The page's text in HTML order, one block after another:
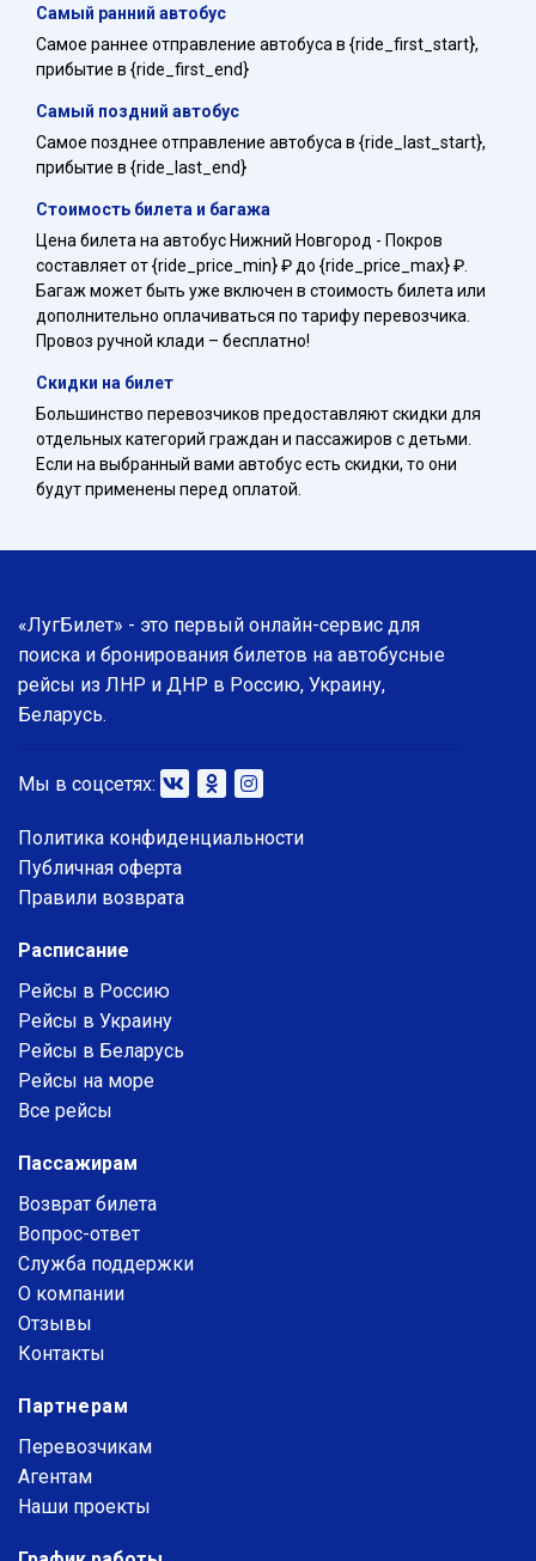
Самый ранний автобус
Самое раннее отправление автобуса в {ride_first_start},
прибытие в {ride_first_end}
Самый поздний автобус
Самое позднее отправление автобуса в {ride_last_start},
прибытие в {ride_last_end}
Стоимость билета и багажа
Цена билета на автобус Нижний Новгород - Покров
составляет от {ride_price_min} ₽ до {ride_price_max} ₽.
Багаж может быть уже включен в стоимость билета или
дополнительно оплачиваться по тарифу перевозчика.
Провоз ручной клади – бесплатно!
Скидки на билет
Большинство перевозчиков предоставляют скидки для
отдельных категорий граждан и пассажиров с детьми.
Если на выбранный вами автобус есть скидки, то они
будут применены перед оплатой.
«ЛугБилет» - это первый онлайн-сервис для
поиска и бронирования билетов на автобусные
рейсы из ЛНР и ДНР в Россию, Украину,
Беларусь.
Мы в соцсетях:
Политика конфиденциальности
Публичная оферта
Правили возврата
Расписание
Рейсы в Россию
Рейсы в Украину
Рейсы в Беларусь
Рейсы на море
Все рейсы
Пассажирам
Возврат билета
Вопрос-ответ
Служба поддержки
О компании
Отзывы
Контакты
Партнерам
Перевозчикам
Агентам
Наши проекты